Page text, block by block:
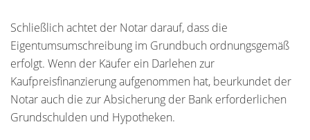
Schließlich achtet der Notar darauf, dass die
Eigentumsumschreibung im Grundbuch ordnungsgemäß
erfolgt. Wenn der Käufer ein Darlehen zur
Kaufpreisfinanzierung aufgenommen hat, beurkundet der
Notar auch die zur Absicherung der Bank erforderlichen
Grundschulden und Hypotheken.